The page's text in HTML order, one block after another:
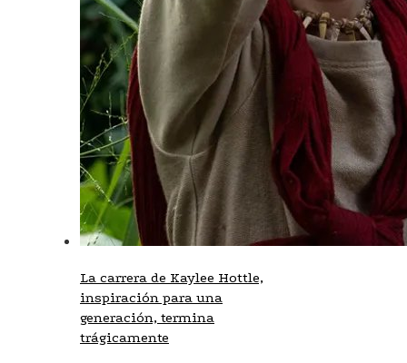
La carrera de Kaylee Hottle,
inspiración para una
generación, termina
trágicamente